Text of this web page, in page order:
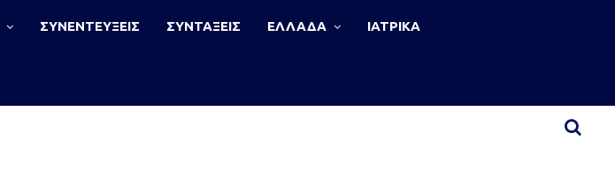
ΣΥΝΕΝΤΕΥΞΕΙΣ ΣΥΝΤΑΞΕΙΣ ΕΛΛΑΔΑ ΙΑΤΡΙΚΑ